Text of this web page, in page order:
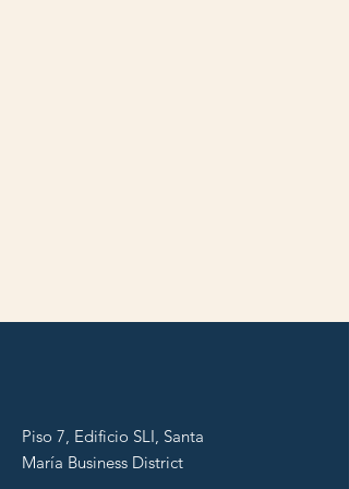
Piso 7, Edificio SLI, Santa
María Business District